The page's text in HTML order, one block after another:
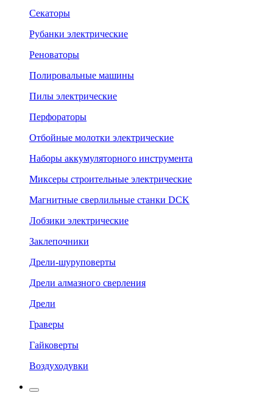
Секаторы
Рубанки электрические
Реноваторы
Полировальные машины
Пилы электрические
Перфораторы
Отбойные молотки электрические
Наборы аккумуляторного инструмента
Миксеры строительные электрические
Магнитные сверлильные станки DCK
Лобзики электрические
Заклепочники
Дрели-шуруповерты
Дрели алмазного сверления
Дрели
Граверы
Гайковерты
Воздуходувки